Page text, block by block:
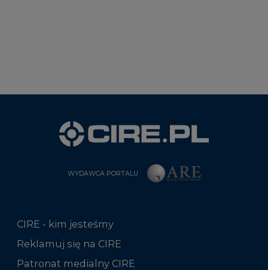
WYDAWCA PORTALU
CIRE - kim jesteśmy
Reklamuj się na CIRE
Patronat medialny CIRE